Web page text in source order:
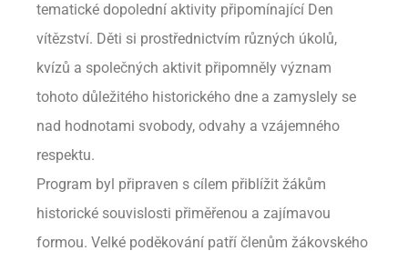
tematické dopolední aktivity připomínající Den
vítězství. Děti si prostřednictvím různých úkolů,
kvízů a společných aktivit připomněly význam
tohoto důležitého historického dne a zamyslely se
nad hodnotami svobody, odvahy a vzájemného
respektu.
Program byl připraven s cílem přiblížit žákům
historické souvislosti přiměřenou a zajímavou
formou. Velké poděkování patří členům žákovského